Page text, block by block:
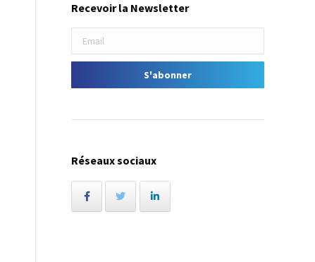
Recevoir la Newsletter
Réseaux sociaux